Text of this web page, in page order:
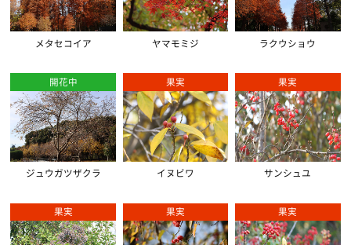
メタセコイア ヤマモミジ ラクウショウ
開花中
ジュウガツザクラ
果実
イヌビワ
果実
サンシュユ
果実 果実 果実